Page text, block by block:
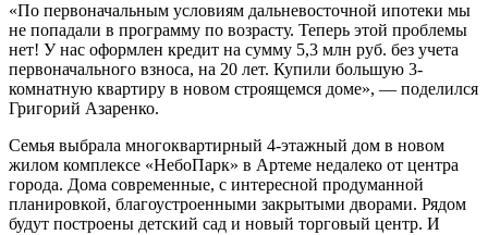
«По первоначальным условиям дальневосточной ипотеки мы
не попадали в программу по возрасту. Теперь этой проблемы
нет! У нас оформлен кредит на сумму 5,3 млн руб. без учета
первоначального взноса, на 20 лет. Купили большую 3-
комнатную квартиру в новом строящемся доме», — поделился
Григорий Азаренко.
Семья выбрала многоквартирный 4-этажный дом в новом
жилом комплексе «НебоПарк» в Артеме недалеко от центра
города. Дома современные, с интересной продуманной
планировкой, благоустроенными закрытыми дворами. Рядом
будут построены детский сад и новый торговый центр. И